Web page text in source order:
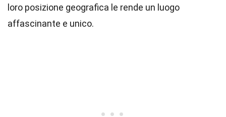
loro posizione geografica le rende un luogo
affascinante e unico.